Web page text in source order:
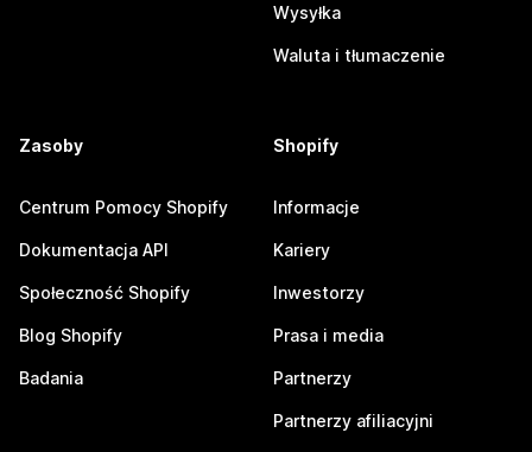
Wysyłka
Waluta i tłumaczenie
Zasoby
Centrum Pomocy Shopify
Dokumentacja API
Społeczność Shopify
Blog Shopify
Badania
Shopify
Informacje
Kariery
Inwestorzy
Prasa i media
Partnerzy
Partnerzy afiliacyjni